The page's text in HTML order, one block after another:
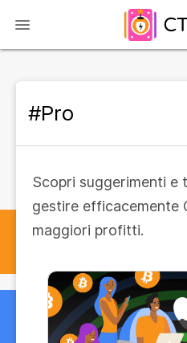
#Pro
Scopri suggerimenti e
gestire efficacemente
maggiori profitti.